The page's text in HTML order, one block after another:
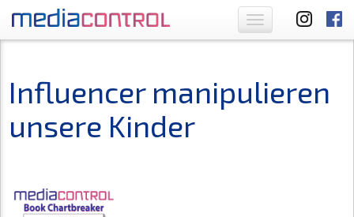
Toggle
navigation
Influencer manipulieren
unsere Kinder